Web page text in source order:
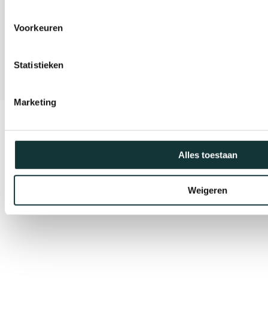
Voorkeuren
Statistieken
Marketing
Alles toestaan
Weigeren
Design & Development byWe Provide